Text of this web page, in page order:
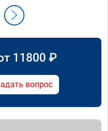
11800 ₽
вопрос